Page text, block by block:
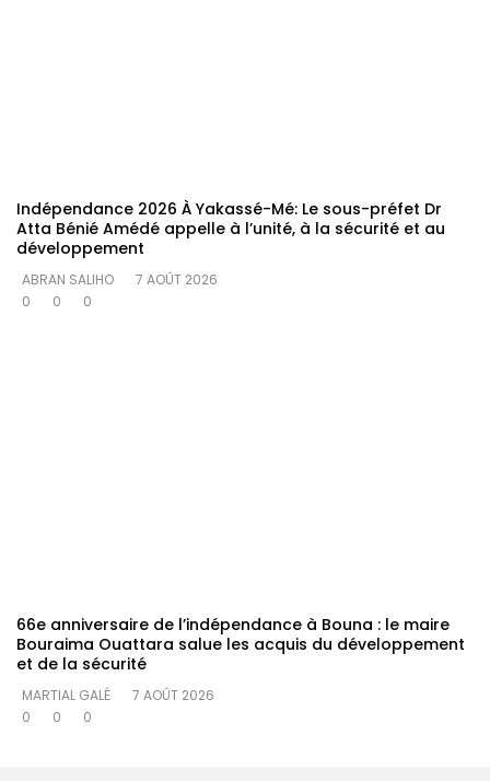
Indépendance 2026 À Yakassé-Mé: Le sous-préfet Dr
Atta Bénié Amédé appelle à l’unité, à la sécurité et au
développement
ABRAN SALIHO
7 AOÛT 2026
0
0 0
66e anniversaire de l’indépendance à Bouna : le maire
Bouraima Ouattara salue les acquis du développement
et de la sécurité
MARTIAL GALÉ
7 AOÛT 2026
0
0 0